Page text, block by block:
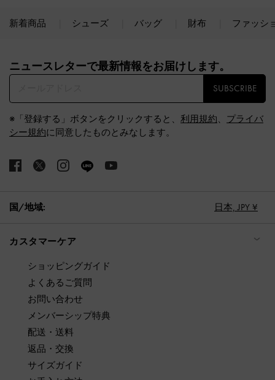
新着商品 シューズ バッグ 財布 ファッシ
ニュースレターで最新情報をお届けします。​
SUBSCRIBE
※「登録する」ボタンをクリックすると、 利用規約、 プライバ
シー規約に同意したものとみなします。
国/地域: 日本, JPY ¥
カスタマーケア
ショッピングガイド
よくあるご質問
お問い合わせ
メンバーシップ特典
配送・送料
返品・交換
サイズガイド